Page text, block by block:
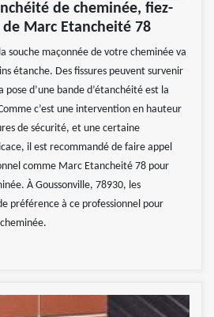
de cheminée, fiez-
de Marc Etancheité 78
souche maçonnée de votre cheminée va
étanche. Des fissures peuvent survenir
pose d’une bande d’étanchéité est la
c’est une intervention en hauteur
de sécurité, et une certaine
il est recommandé de faire appel
comme Marc Etancheité 78 pour
À Goussonville, 78930, les
préférence à ce professionnel pour